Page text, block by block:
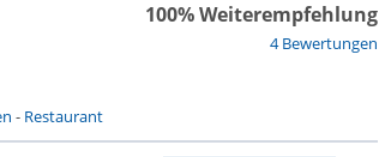
4 Bewertungen
100% Weiterempfehlung
- Restaurant